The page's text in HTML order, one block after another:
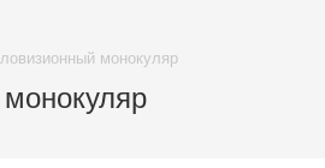
монокуляр